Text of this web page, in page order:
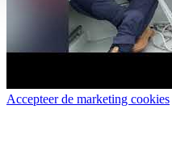
Accepteer de marketing cookies